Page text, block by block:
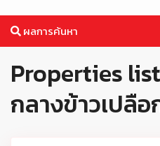
ผลการค้นหา
Properties
กลางข้าวเปลือ